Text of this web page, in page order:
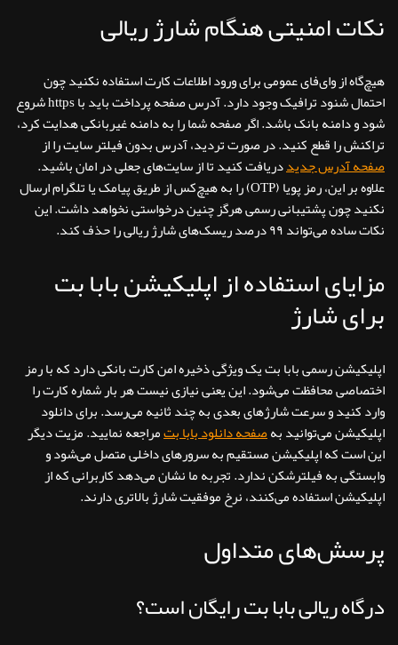
نکات امنیتی هنگام شارژ ریالی
هیچ‌گاه از وای‌فای عمومی برای ورود اطلاعات کارت استفاده نکنید چون
احتمال شنود ترافیک وجود دارد. آدرس صفحه پرداخت باید با https شروع
شود و دامنه بانک باشد. اگر صفحه شما را به دامنه غیربانکی هدایت کرد،
تراکنش را قطع کنید. در صورت تردید، آدرس بدون فیلتر سایت را از
صفحه آدرس جدیددریافت کنید تا از سایت‌های جعلی در امان باشید.
علاوه بر این، رمز پویا (OTP) را به هیچ‌کس از طریق پیامک یا تلگرام ارسال
نکنید چون پشتیبانی رسمی هرگز چنین درخواستی نخواهد داشت. این
نکات ساده می‌تواند ۹۹ درصد ریسک‌های شارژ ریالی را حذف کند.
مزایای استفاده از اپلیکیشن بابا بت
برای شارژ
اپلیکیشن رسمی بابا بت یک ویژگی ذخیره امن کارت بانکی دارد که با رمز
اختصاصی محافظت می‌شود. این یعنی نیازی نیست هر بار شماره کارت را
وارد کنید و سرعت شارژ‌های بعدی به چند ثانیه می‌رسد. برای دانلود
اپلیکیشن می‌توانید بهصفحه دانلود بابا بتمراجعه نمایید. مزیت دیگر
این است که اپلیکیشن مستقیم به سرورهای داخلی متصل می‌شود و
وابستگی به فیلترشکن ندارد. تجربه ما نشان می‌دهد کاربرانی که از
اپلیکیشن استفاده می‌کنند، نرخ موفقیت شارژ بالاتری دارند.
پرسش‌های متداول
درگاه ریالی بابا بت رایگان است؟